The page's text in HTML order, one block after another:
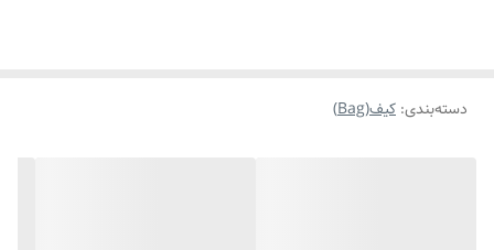
دسته‌بندی: کیف(Bag)